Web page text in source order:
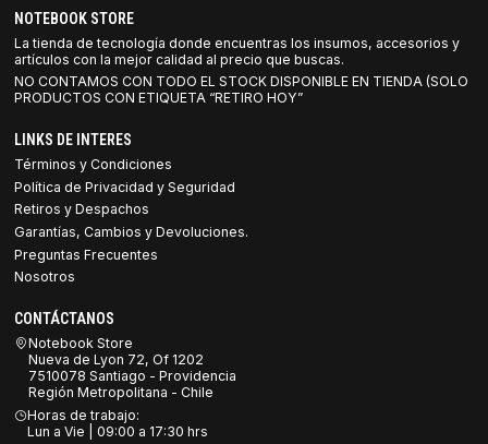
NOTEBOOK STORE
La tienda de tecnología donde encuentras los insumos, accesorios y
artículos con la mejor calidad al precio que buscas.
NO CONTAMOS CON TODO EL STOCK DISPONIBLE EN TIENDA (SOLO
PRODUCTOS CON ETIQUETA “RETIRO HOY”
LINKS DE INTERES
Términos y Condiciones
Política de Privacidad y Seguridad
Retiros y Despachos
Garantías, Cambios y Devoluciones.
Preguntas Frecuentes
Nosotros
CONTÁCTANOS
Notebook Store
Nueva de Lyon 72, Of 1202
7510078 Santiago - Providencia
Región Metropolitana - Chile
Horas de trabajo:
Lun a Vie | 09:00 a 17:30 hrs